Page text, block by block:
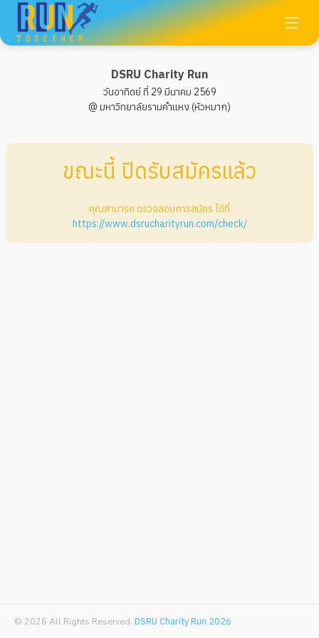
DSRU Charity Run
วันอาทิตย์ ที่ 29 มีนาคม 2569
@ มหาวิทยาลัยรามคำแหง (หัวหมาก)
ขณะนี้ ปิดรับสมัครแล้ว
คุณสามารถ ตรวจสอบการสมัคร ได้ที่
https://www.dsrucharityrun.com/check/
© 2026 All Rights Reserved. DSRU Charity Run 2026